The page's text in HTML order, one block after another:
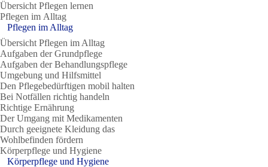
Übersicht Pflegen lernen
Pflegen im Alltag
Pflegen im Alltag
Übersicht Pflegen im Alltag
Aufgaben der Grundpflege
Aufgaben der Behandlungspflege
Umgebung und Hilfsmittel
Den Pflegebedürftigen mobil halten
Bei Notfällen richtig handeln
Richtige Ernährung
Der Umgang mit Medikamenten
Durch geeignete Kleidung das
Wohlbefinden fördern
Körperpflege und Hygiene
Körperpflege und Hygiene